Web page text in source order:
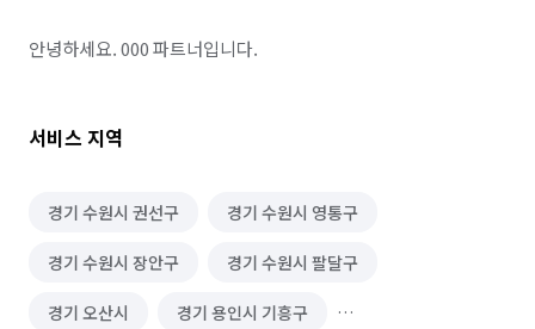
안녕하세요. 000 파트너입니다.
서비스 지역
경기 수원시 권선구 경기 수원시 영통구
경기 수원시 장안구 경기 수원시 팔달구
경기 오산시 경기 용인시 기흥구